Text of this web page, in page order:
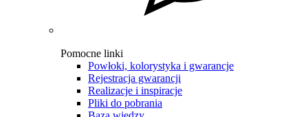
Pomocne linki
Powłoki, kolorystyka i gwarancje
Rejestracja gwarancji
Realizacje i inspiracje
Pliki do pobrania